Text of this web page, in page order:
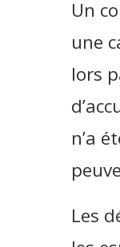
Un
une
lors
n’a
Les